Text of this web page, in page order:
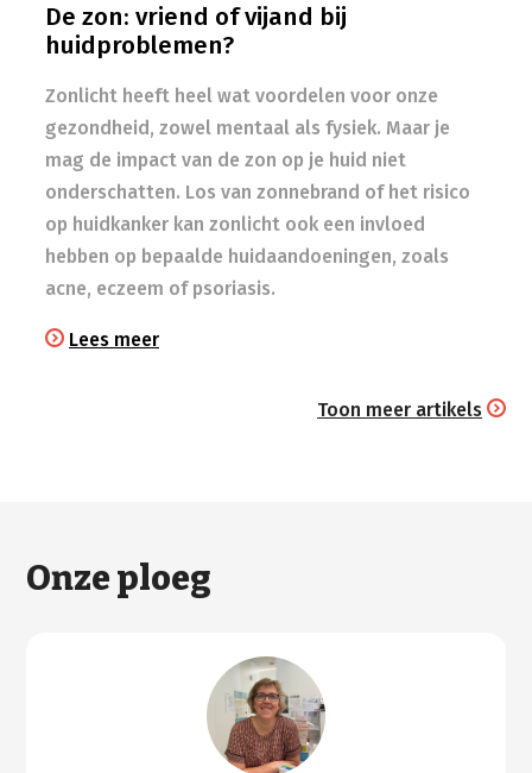
De zon: vriend of vijand bij
huidproblemen?
Zonlicht heeft heel wat voordelen voor onze
gezondheid, zowel mentaal als fysiek. Maar je
mag de impact van de zon op je huid niet
onderschatten. Los van zonnebrand of het risico
op huidkanker kan zonlicht ook een invloed
hebben op bepaalde huidaandoeningen, zoals
acne, eczeem of psoriasis.
Lees meer
Toon meer artikels
Onze ploeg